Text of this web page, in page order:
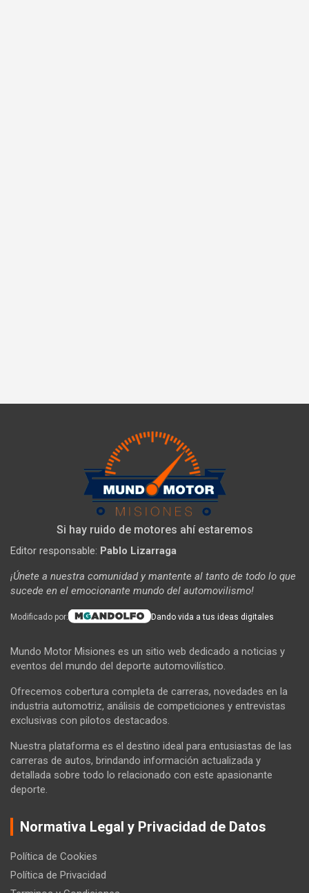
Si hay ruido de motores ahí estaremos
Editor responsable: Pablo Lizarraga
¡Únete a nuestra comunidad y mantente al tanto de todo lo que
sucede en el emocionante mundo del automovilismo!
Modificado por: Dando vida a tus ideas digitales
Mundo Motor Misiones es un sitio web dedicado a noticias y
eventos del mundo del deporte automovilístico.
Ofrecemos cobertura completa de carreras, novedades en la
industria automotriz, análisis de competiciones y entrevistas
exclusivas con pilotos destacados.
Nuestra plataforma es el destino ideal para entusiastas de las
carreras de autos, brindando información actualizada y
detallada sobre todo lo relacionado con este apasionante
deporte.
Normativa Legal y Privacidad de Datos
Política de Cookies
Política de Privacidad